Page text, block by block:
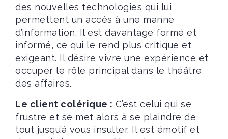
des nouvelles technologies qui lui
permettent un accès à une manne
d’information. Il est davantage formé et
informé, ce qui le rend plus critique et
exigeant. Il désire vivre une expérience et
occuper le rôle principal dans le théâtre
des affaires.
Le client colérique : C’est celui qui se
frustre et se met alors à se plaindre de
tout jusqu’à vous insulter. Il est émotif et